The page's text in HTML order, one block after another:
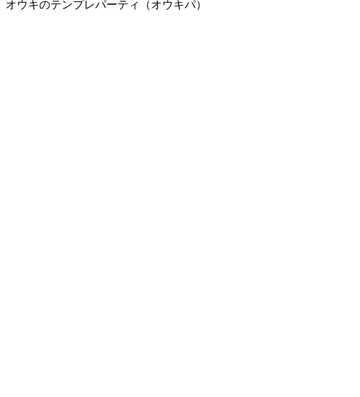
オウキのテンプレパーティ（オウキパ）